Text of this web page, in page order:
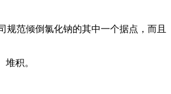
范倾倒氯化钠的其中一个据点，而且
积。